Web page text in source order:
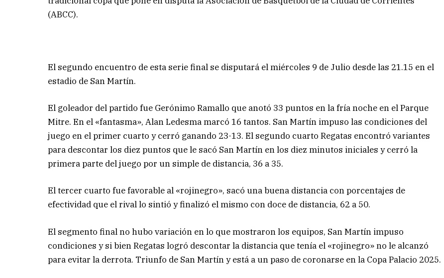
(ABCC).
El segundo encuentro de esta serie final se disputará el miércoles 9 de Julio desde las 21.15 en el
estadio de San Martín.
El goleador del partido fue Gerónimo Ramallo que anotó 33 puntos en la fría noche en el Parque
Mitre. En el «fantasma», Alan Ledesma marcó 16 tantos. San Martín impuso las condiciones del
juego en el primer cuarto y cerró ganando 23-13. El segundo cuarto Regatas encontró variantes
para descontar los diez puntos que le sacó San Martín en los diez minutos iniciales y cerró la
primera parte del juego por un simple de distancia, 36 a 35.
El tercer cuarto fue favorable al «rojinegro», sacó una buena distancia con porcentajes de
efectividad que el rival lo sintió y finalizó el mismo con doce de distancia, 62 a 50.
El segmento final no hubo variación en lo que mostraron los equipos, San Martín impuso
condiciones y si bien Regatas logró descontar la distancia que tenía el «rojinegro» no le alcanzó
para evitar la derrota. Triunfo de San Martín y está a un paso de coronarse en la Copa Palacio 2025.